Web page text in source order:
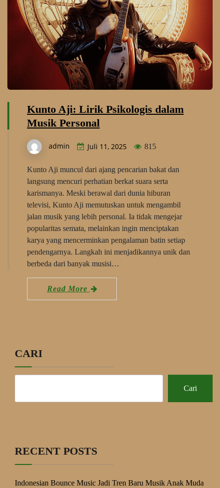
Kunto Aji: Lirik Psikologis dalam
Musik Personal
admin Juli 11, 2025 815
Kunto Aji muncul dari ajang pencarian bakat dan
langsung mencuri perhatian berkat suara serta
karismanya. Meski berawal dari dunia hiburan
televisi, Kunto Aji memutuskan untuk mengambil
jalan musik yang lebih personal. Ia tidak mengejar
popularitas semata, melainkan ingin menciptakan
karya yang mencerminkan pengalaman batin setiap
pendengarnya. Langkah ini menjadikannya unik dan
berbeda dari banyak musisi…
Read More
CARI
Cari
RECENT POSTS
Indonesian Bounce Music Jadi Tren Baru Musik Anak Muda